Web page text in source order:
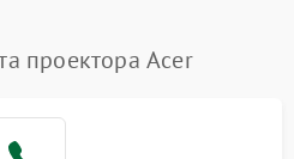
4000 ₽ Подробнее →
проектора Acer